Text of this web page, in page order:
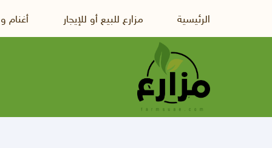
الرئيسية مزارع للبيع أو للإيجار أغنام